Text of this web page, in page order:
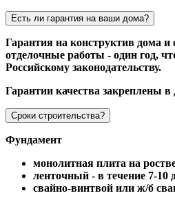
Есть ли гарантия на ваши дома?
Гарантия на конструктив дома и
отделочные работы - один год,
Российскому законодательству.
Гарантии качества закреплены в
Сроки строительства?
Фундамент
монолитная плита на
ленточный - в течение 7-10
свайно-винтвой или ж/б